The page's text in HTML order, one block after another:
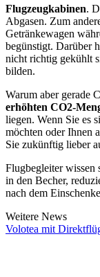
Flugzeugkabinen.
Abgasen. Zum
Getränkewagen
begünstigt. Darüber
nicht richtig gekühlt
bilden.
Warum aber gerade
erhöhten CO2-
liegen. Wenn Sie es
möchten oder Ihnen
Sie zukünftig lieber
Flugbegleiter wissen
in den Becher,
nach dem
Weitere News
Volotea mit